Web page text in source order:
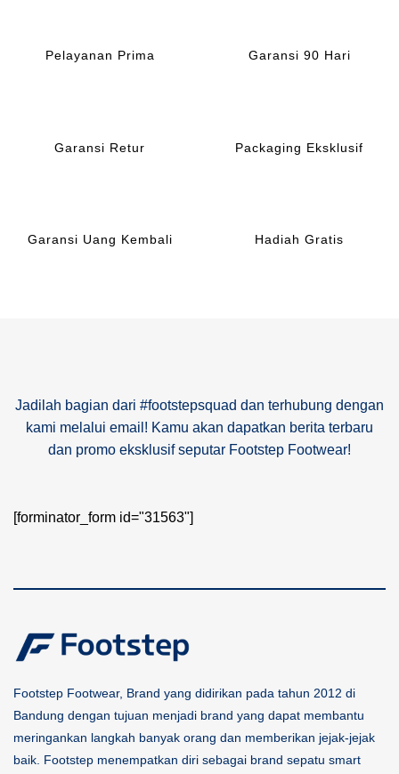
Pelayanan Prima Garansi 90 Hari
Garansi Retur Packaging Eksklusif
Garansi Uang Kembali Hadiah Gratis
Jadilah bagian dari #footstepsquad dan terhubung dengan
kami melalui email! Kamu akan dapatkan berita terbaru
dan promo eksklusif seputar Footstep Footwear!
[forminator_form id="31563"]
Footstep Footwear, Brand yang didirikan pada tahun 2012 di
Bandung dengan tujuan menjadi brand yang dapat membantu
meringankan langkah banyak orang dan memberikan jejak-jejak
baik. Footstep menempatkan diri sebagai brand sepatu smart